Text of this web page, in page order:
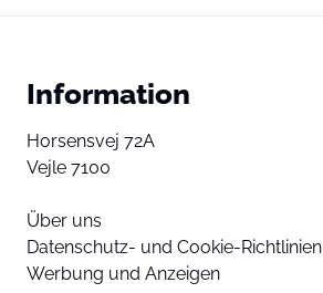
Information
Horsensvej 72A
Vejle 7100
Über uns
Datenschutz- und Cookie-Richtlinien
Werbung und Anzeigen